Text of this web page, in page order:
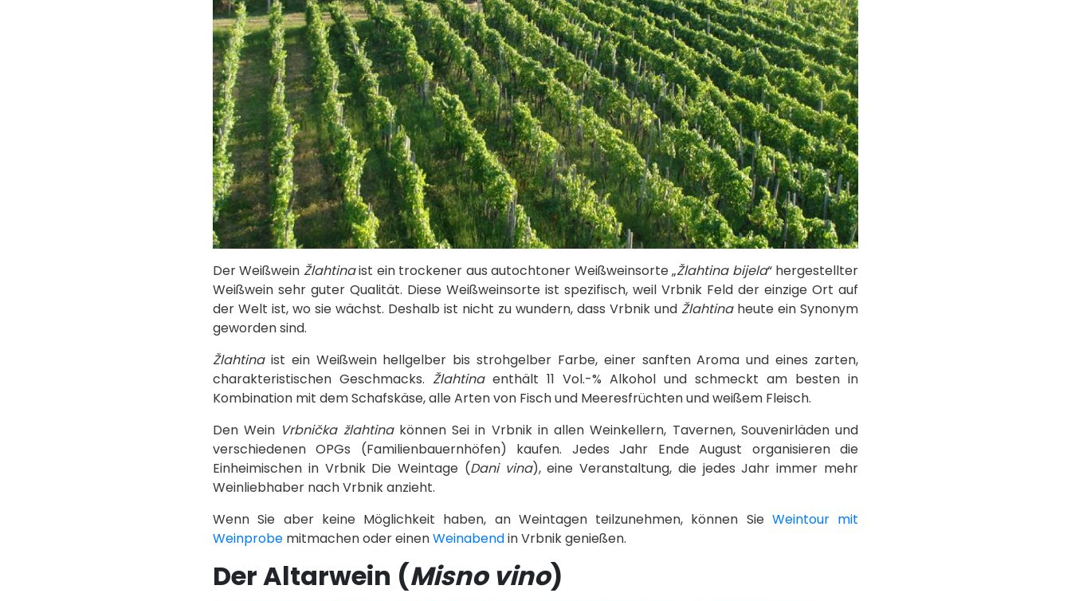
Der Weißwein Žlahtinaist ein trockener aus autochtoner Weißweinsorte „Žlahtina bijela“ hergestellter
Weißwein sehr guter Qualität. Diese Weißweinsorte ist spezifisch, weil Vrbnik Feld der einzige Ort auf
der Welt ist, wo sie wächst. Deshalb ist nicht zu wundern, dass Vrbnik und Žlahtinaheute ein Synonym
geworden sind.
Žlahtinaist ein Weißwein hellgelber bis strohgelber Farbe, einer sanften Aroma und eines zarten,
charakteristischen Geschmacks. Žlahtinaenthält 11 Vol.-% Alkohol und schmeckt am besten in
Kombination mit dem Schafskäse, alle Arten von Fisch und Meeresfrüchten und weißem Fleisch.
Den Wein Vrbnička žlahtina können Sei in Vrbnik in allen Weinkellern, Tavernen, Souvenirläden und
verschiedenen OPGs (Familienbauernhöfen) kaufen. Jedes Jahr Ende August organisieren die
Einheimischen in Vrbnik Die Weintage (Dani vina), eine Veranstaltung, die jedes Jahr immer mehr
Weinliebhaber nach Vrbnik anzieht.
Wenn Sie aber keine Möglichkeit haben, an Weintagen teilzunehmen, können Sie Weintour mit
Weinprobe mitmachen oder einenWeinabendin Vrbnik genießen.
Der Altarwein (Misno vino)